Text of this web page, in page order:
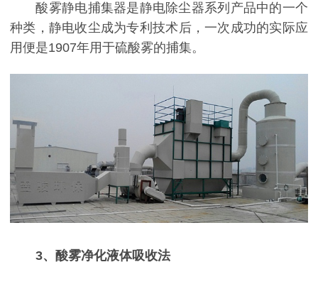
酸雾静电捕集器是静电除尘器系列产品中的一个
种类，静电收尘成为专利技术后，一次成功的实际应
用便是1907年用于硫酸雾的捕集。
3、酸雾净化液体吸收法